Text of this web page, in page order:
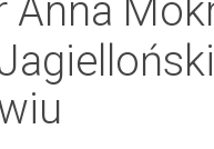
Anna